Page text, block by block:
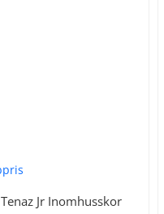
Tenaz Jr Inomhusskor